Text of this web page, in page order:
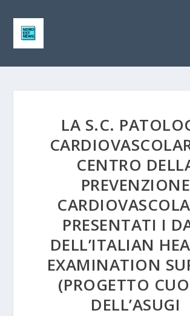
LA S.C.
CENTRO
PREVENZIONE
PRESENTATI I
DELL’ITALIAN
EXAMINATION
(PROGETTO
DELL’ASUGI